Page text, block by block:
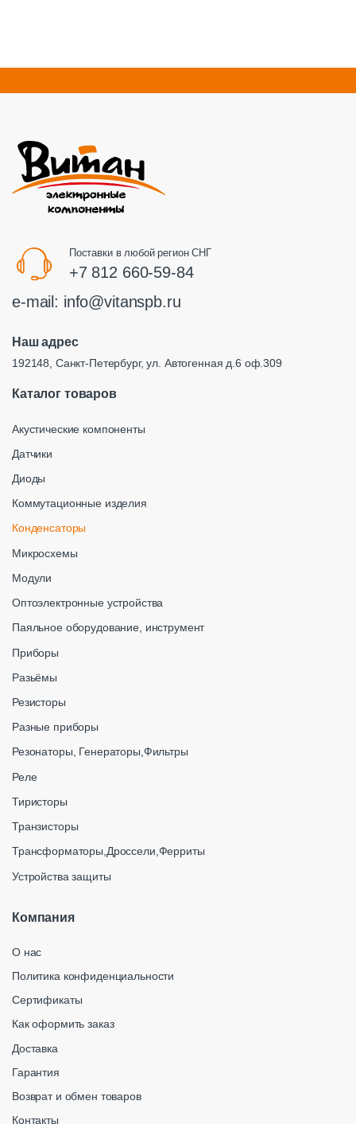
Поставки в любой регион СНГ
+7 812 660-59-84
e-mail: info@vitanspb.ru
Наш адрес
192148, Санкт-Петербург, ул. Автогенная д.6 оф.309
Каталог товаров
Акустические компоненты
Датчики
Диоды
Коммутационные изделия
Конденсаторы
Микросхемы
Модули
Оптоэлектронные устройства
Паяльное оборудование, инструмент
Приборы
Разьёмы
Резисторы
Разные приборы
Резонаторы, Генераторы,Фильтры
Реле
Тиристоры
Транзисторы
Трансформаторы,Дроссели,Ферриты
Устройства защиты
Компания
О нас
Политика конфиденциальности
Сертификаты
Как оформить заказ
Доставка
Гарантия
Возврат и обмен товаров
Контакты